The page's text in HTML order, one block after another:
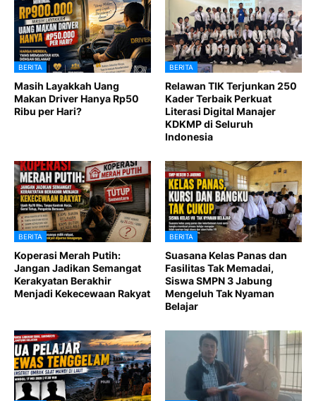
BERITA
Masih Layakkah Uang
Makan Driver Hanya Rp50
Ribu per Hari?
BERITA
Relawan TIK Terjunkan 250
Kader Terbaik Perkuat
Literasi Digital Manajer
KDKMP di Seluruh
Indonesia
BERITA
Koperasi Merah Putih:
Jangan Jadikan Semangat
Kerakyatan Berakhir
Menjadi Kekecewaan Rakyat
BERITA
Suasana Kelas Panas dan
Fasilitas Tak Memadai,
Siswa SMPN 3 Jabung
Mengeluh Tak Nyaman
Belajar